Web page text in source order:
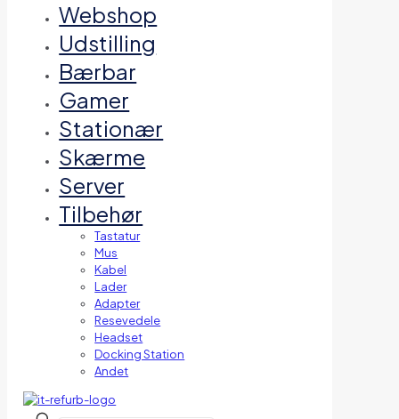
Webshop
Udstilling
Bærbar
Gamer
Stationær
Skærme
Server
Tilbehør
Tastatur
Mus
Kabel
Lader
Adapter
Resevedele
Headset
Docking Station
Andet